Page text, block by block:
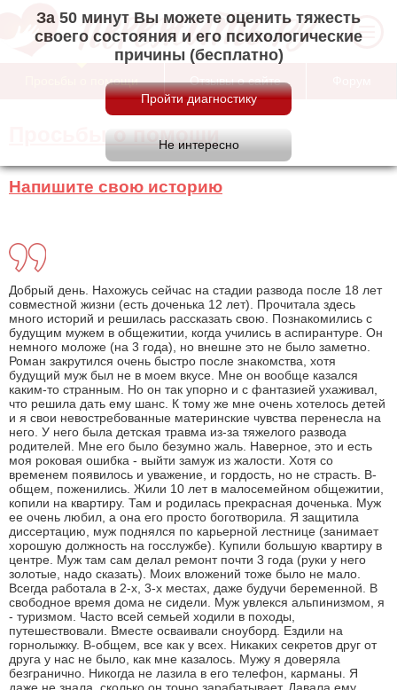
За 50 минут Вы можете оценить тяжесть
своего состояния и его психологические
причины (бесплатно)
Просьбы о помощи Отзывы о сайте
Просьбы о помощи
Напишите свою историю
Добрый день. Нахожусь сейчас на стадии развода после 18 лет
совместной жизни (есть доченька 12 лет). Прочитала здесь
много историй и решилась рассказать свою. Познакомились с
будущим мужем в общежитии, когда учились в аспирантуре. Он
немного моложе (на 3 года), но внешне это не было заметно.
Роман закрутился очень быстро после знакомства, хотя
будущий муж был не в моем вкусе. Мне он вообще казался
каким-то странным. Но он так упорно и с фантазией ухаживал,
что решила дать ему шанс. К тому же мне очень хотелось детей
и я свои невостребованные материнские чувства перенесла на
него. У него была детская травма из-за тяжелого развода
родителей. Мне его было безумно жаль. Наверное, это и есть
моя роковая ошибка - выйти замуж из жалости. Хотя со
временем появилось и уважение, и гордость, но не страсть. В-
общем, поженились. Жили 10 лет в малосемейном общежитии,
копили на квартиру. Там и родилась прекрасная доченька. Муж
ее очень любил, а она его просто боготворила. Я защитила
диссертацию, муж поднялся по карьерной лестнице (занимает
хорошую должность на госслужбе). Купили большую квартиру в
центре. Муж там сам делал ремонт почти 3 года (руки у него
золотые, надо сказать). Моих вложений тоже было не мало.
Всегда работала в 2-х, 3-х местах, даже будучи беременной. В
свободное время дома не сидели. Муж увлекся альпинизмом, я
- туризмом. Часто всей семьей ходили в походы,
путешествовали. Вместе осваивали сноуборд. Ездили на
горнолыжку. В-общем, все как у всех. Никаких секретов друг от
друга у нас не было, как мне казалось. Мужу я доверяла
безгранично. Никогда не лазила в его телефон, карманы. Я
даже не знала, сколько он точно зарабатывает. Давала ему